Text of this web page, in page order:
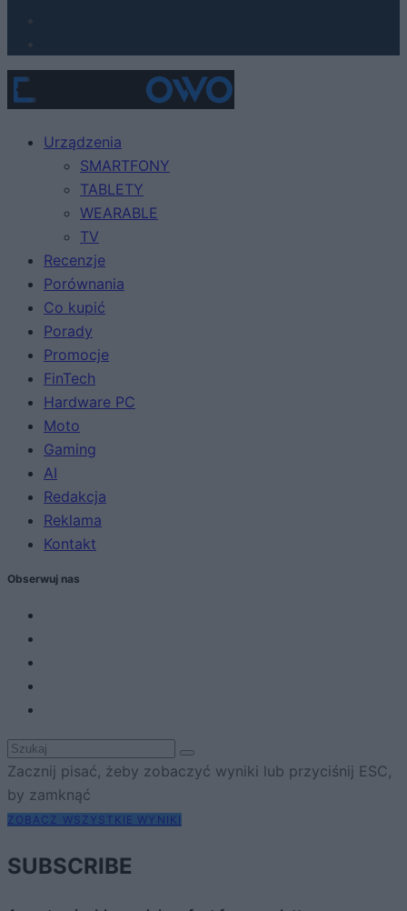
Urządzenia
SMARTFONY
TABLETY
WEARABLE
TV
Recenzje
Porównania
Co kupić
Porady
Promocje
FinTech
Hardware PC
Moto
Gaming
AI
Redakcja
Reklama
Kontakt
Obserwuj nas
Zacznij pisać, żeby zobaczyć wyniki lub przyciśnij ESC,
by zamknąć
ZOBACZ WSZYSTKIE WYNIKI
SUBSCRIBE